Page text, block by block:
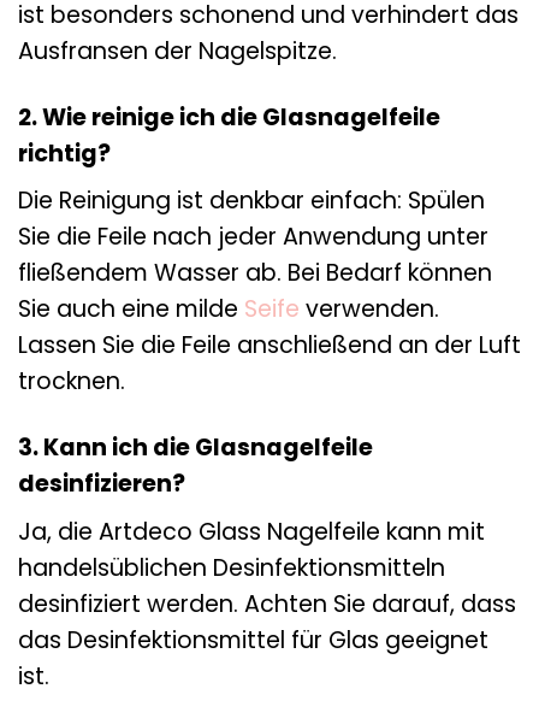
ist besonders schonend und verhindert das
Ausfransen der Nagelspitze.
2. Wie reinige ich die Glasnagelfeile
richtig?
Die Reinigung ist denkbar einfach: Spülen
Sie die Feile nach jeder Anwendung unter
fließendem Wasser ab. Bei Bedarf können
Sie auch eine milde Seife verwenden.
Lassen Sie die Feile anschließend an der Luft
trocknen.
3. Kann ich die Glasnagelfeile
desinfizieren?
Ja, die Artdeco Glass Nagelfeile kann mit
handelsüblichen Desinfektionsmitteln
desinfiziert werden. Achten Sie darauf, dass
das Desinfektionsmittel für Glas geeignet
ist.